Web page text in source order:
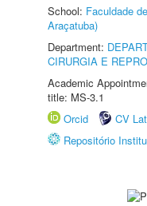
School: Faculdade
Araçatuba)
Department:
CIRURGIA E
Academic
title: MS-3.1
Orcid
CV
Repositório